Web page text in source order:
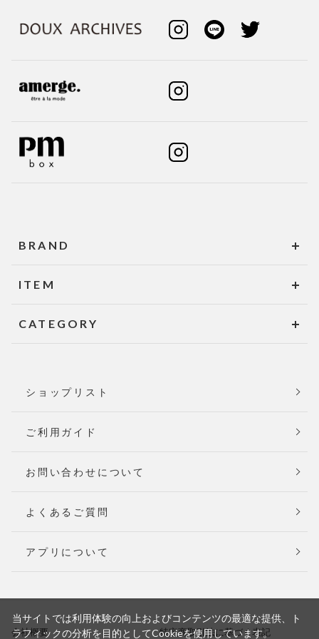
BRAND
ITEM
CATEGORY
ショップリスト
ご利用ガイド
お問い合わせについて
よくあるご質問
アプリについて
会社概要 特定商取引法に基づく表記
当サイトでは利用体験の向上およびコンテンツの最適な提供、ト
ラフィックの分析を目的としてCookieを使用しています。